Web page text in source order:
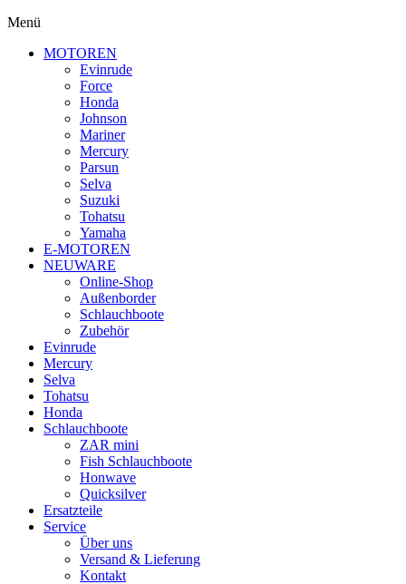
Menü
MOTOREN
Evinrude
Force
Honda
Johnson
Mariner
Mercury
Parsun
Selva
Suzuki
Tohatsu
Yamaha
E-MOTOREN
NEUWARE
Online-Shop
Außenborder
Schlauchboote
Zubehör
Evinrude
Mercury
Selva
Tohatsu
Honda
Schlauchboote
ZAR mini
Fish Schlauchboote
Honwave
Quicksilver
Ersatzteile
Service
Über uns
Versand & Lieferung
Kontakt